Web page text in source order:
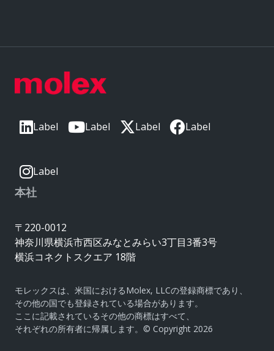
Label Label Label Label
Label
本社
〒220-0012
神奈川県横浜市西区みなとみらい3丁目3番3号
横浜コネクトスクエア 18階
モレックスは、米国におけるMolex, LLCの登録商標であり、
その他の国でも登録されている場合があります。
ここに記載されているその他の商標はすべて、
それぞれの所有者に帰属します。© Copyright 2026